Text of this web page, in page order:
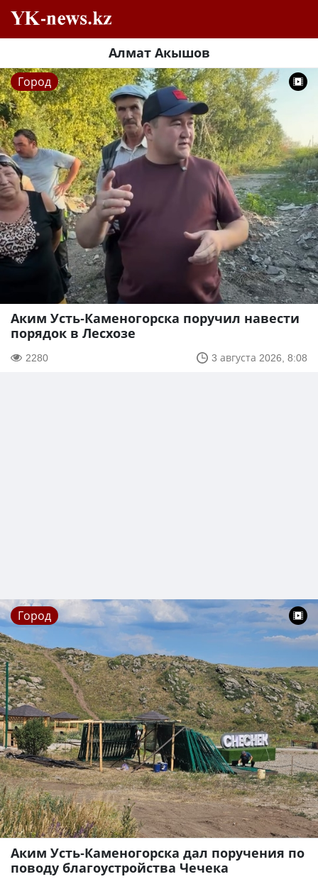
Алмат Акышов
Город
Аким Усть-Каменогорска поручил навести
порядок в Лесхозе
2280 3 августа 2026, 8:08
Город
Аким Усть-Каменогорска дал поручения по
поводу благоустройства Чечека